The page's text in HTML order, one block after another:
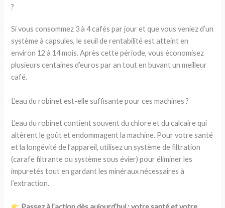
?
Si vous consommez 3 à 4 cafés par jour et que vous veniez d’un
système à capsules, le seuil de rentabilité est atteint en
environ 12 à 14 mois. Après cette période, vous économisez
plusieurs centaines d’euros par an tout en buvant un meilleur
café.
L’eau du robinet est-elle suffisante pour ces machines ?
L’eau du robinet contient souvent du chlore et du calcaire qui
altèrent le goût et endommagent la machine. Pour votre santé
et la longévité de l’appareil, utilisez un système de filtration
(carafe filtrante ou système sous évier) pour éliminer les
impuretés tout en gardant les minéraux nécessaires à
l’extraction.